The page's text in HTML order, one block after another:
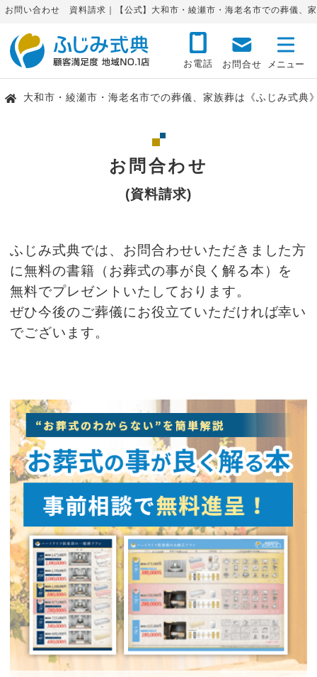
お問い合わせ 資料請求｜【公式】大和市・綾瀬市・海老名市での葬儀、
お電話 お問合せ
大和市・綾瀬市・海老名市での葬儀、家族葬は《ふじみ式典
お問合わせ
(資料請求)
ふじみ式典では、お問合わせいただきました方
に無料の書籍（お葬式の事が良く解る本）を
無料でプレゼントいたしております。
ぜひ今後のご葬儀にお役立ていただければ幸い
でございます。